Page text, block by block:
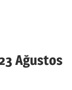
Ağustos